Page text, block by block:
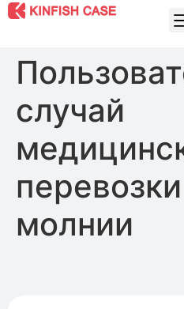
случай
молнии